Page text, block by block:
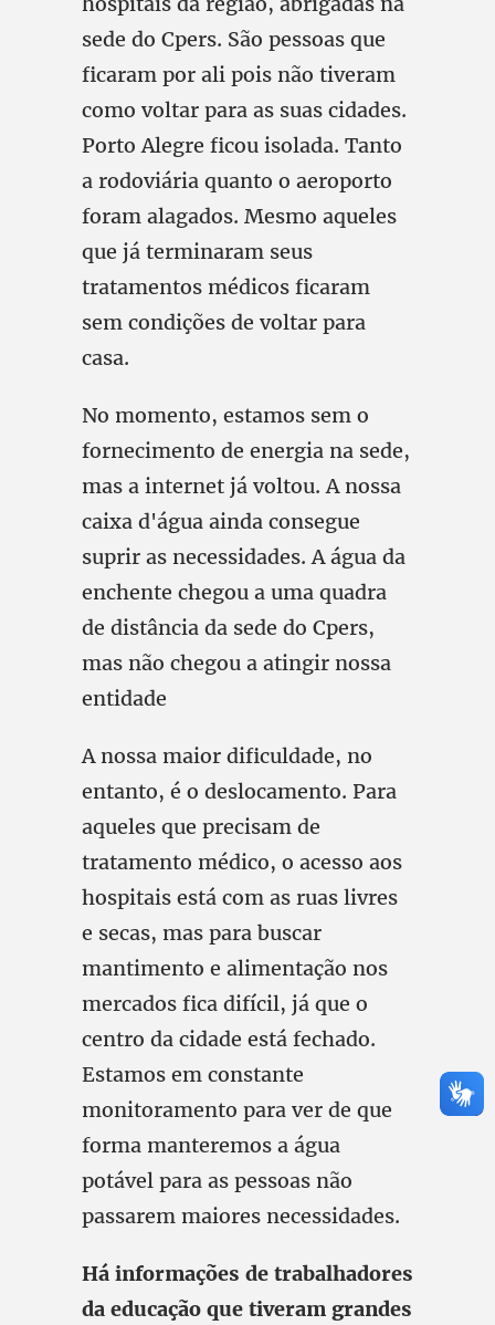
sede do Cpers. São pessoas que
ficaram por ali pois não tiveram
como voltar para as suas cidades.
Porto Alegre ficou isolada. Tanto
a rodoviária quanto o aeroporto
foram alagados. Mesmo aqueles
que já terminaram seus
tratamentos médicos ficaram
sem condições de voltar para
casa.
No momento, estamos sem o
fornecimento de energia na sede,
mas a internet já voltou. A nossa
caixa d'água ainda consegue
suprir as necessidades. A água da
enchente chegou a uma quadra
de distância da sede do Cpers,
mas não chegou a atingir nossa
entidade
A nossa maior dificuldade, no
entanto, é o deslocamento. Para
aqueles que precisam de
tratamento médico, o acesso aos
hospitais está com as ruas livres
e secas, mas para buscar
mantimento e alimentação nos
mercados fica difícil, já que o
centro da cidade está fechado.
Estamos em constante
monitoramento para ver de que
forma manteremos a água
potável para as pessoas não
passarem maiores necessidades.
Há informações de trabalhadores
da educação que tiveram grandes